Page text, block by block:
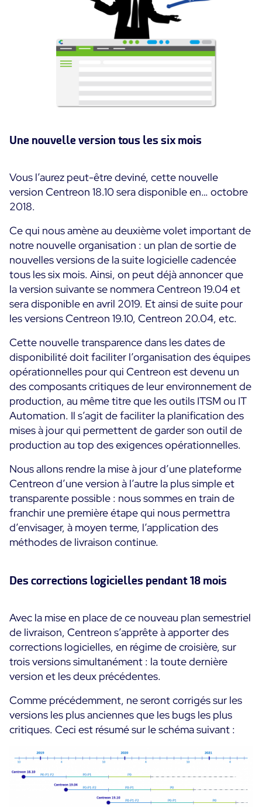
Une nouvelle version tous les six mois
Vous l’aurez peut-être deviné, cette nouvelle
version Centreon 18.10 sera disponible en… octobre
2018.
Ce qui nous amène au deuxième volet important de
notre nouvelle organisation : un plan de sortie de
nouvelles versions de la suite logicielle cadencée
tous les six mois. Ainsi, on peut déjà annoncer que
la version suivante se nommera Centreon 19.04 et
sera disponible en avril 2019. Et ainsi de suite pour
les versions Centreon 19.10, Centreon 20.04, etc.
Cette nouvelle transparence dans les dates de
disponibilité doit faciliter l’organisation des équipes
opérationnelles pour qui Centreon est devenu un
des composants critiques de leur environnement de
production, au même titre que les outils ITSM ou IT
Automation. Il s’agit de faciliter la planification des
mises à jour qui permettent de garder son outil de
production au top des exigences opérationnelles.
Nous allons rendre la mise à jour d’une plateforme
Centreon d’une version à l’autre la plus simple et
transparente possible : nous sommes en train de
franchir une première étape qui nous permettra
d’envisager, à moyen terme, l’application des
méthodes de livraison continue.
Des corrections logicielles pendant 18 mois
Avec la mise en place de ce nouveau plan semestriel
de livraison, Centreon s’apprête à apporter des
corrections logicielles, en régime de croisière, sur
trois versions simultanément : la toute dernière
version et les deux précédentes.
Comme précédemment, ne seront corrigés sur les
versions les plus anciennes que les bugs les plus
critiques. Ceci est résumé sur le schéma suivant :